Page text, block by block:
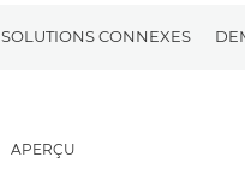
SOLUTIONS CONNEXES
APERÇU